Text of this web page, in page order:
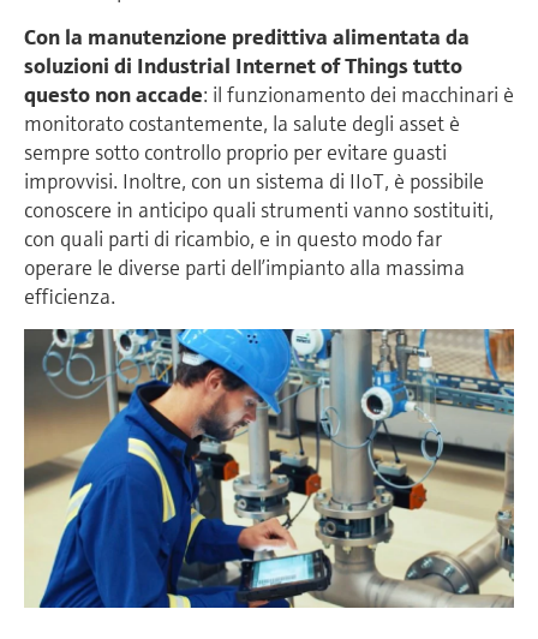
Con la manutenzione predittiva alimentata da
soluzioni di Industrial Internet of Things tutto
questo non accade: il funzionamento dei macchinari è
monitorato costantemente, la salute degli asset è
sempre sotto controllo proprio per evitare guasti
improvvisi. Inoltre, con un sistema di IIoT, è possibile
conoscere in anticipo quali strumenti vanno sostituiti,
con quali parti di ricambio, e in questo modo far
operare le diverse parti dell’impianto alla massima
efficienza.